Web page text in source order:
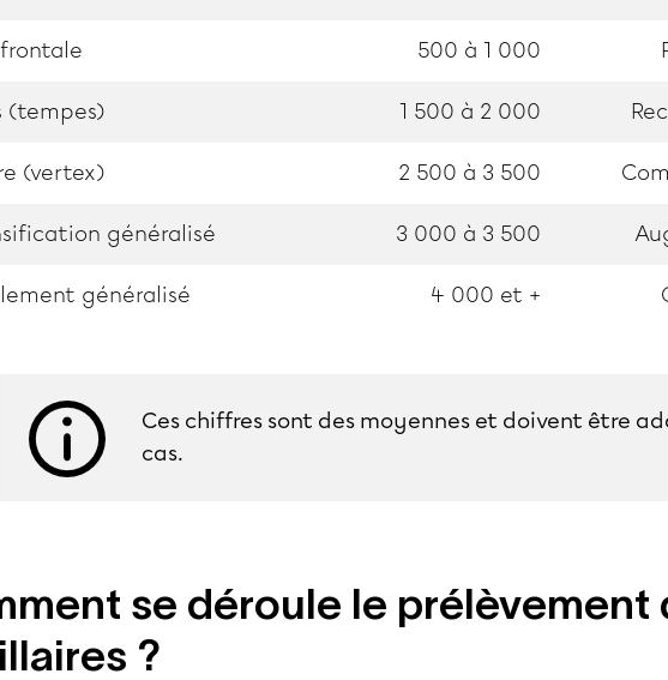
500 à 1 000
(tempes) 1 500 à 2 000
(vertex) 2 500 à 3 500
généralisé 3 000 à 3 500
généralisé 4 000 et +
Ces chiffres sont des moyennes et doivent être
cas.
se déroule le prélèvement
?